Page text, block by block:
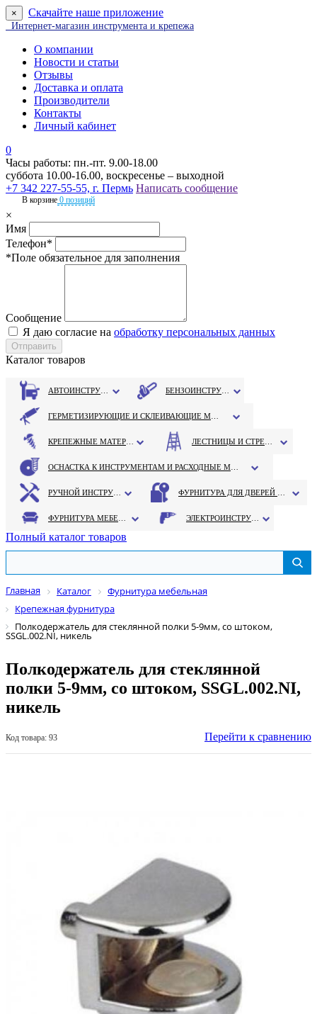
× Скачайте наше приложение
Интернет-магазин инструмента и крепежа
О компании
Новости и статьи
Отзывы
Доставка и оплата
Производители
Контакты
Личный кабинет
0
Часы работы: пн.-пт. 9.00-18.00
суббота 10.00-16.00, воскресенье – выходной
+7 342 227-55-55, г. Пермь Написать сообщение
В корзине 0 позиций
×
Имя
Телефон*
*Поле обязательное для заполнения
Сообщение
Я даю согласие на обработку персональных данных
Каталог товаров
Полный каталог товаров
Главная Каталог
Фурнитура мебельная
Крепежная фурнитура
Полкодержатель для стеклянной полки 5-9мм, со штоком,
SSGL.002.NI, никель
Полкодержатель для стеклянной
полки 5-9мм, со штоком, SSGL.002.NI,
никель
Код товара: 93 Перейти к сравнению